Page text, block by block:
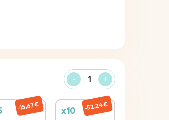
- +
15,67 € x10 52,24 €